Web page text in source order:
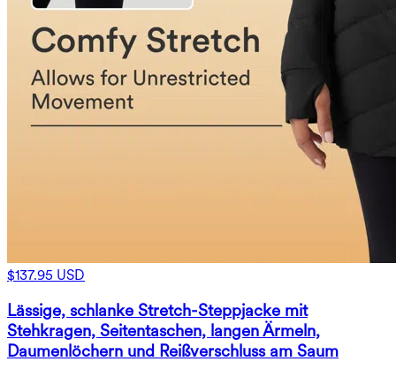
$137.95 USD
Lässige, schlanke Stretch-Steppjacke mit
Stehkragen, Seitentaschen, langen Ärmeln,
Daumenlöchern und Reißverschluss am Saum